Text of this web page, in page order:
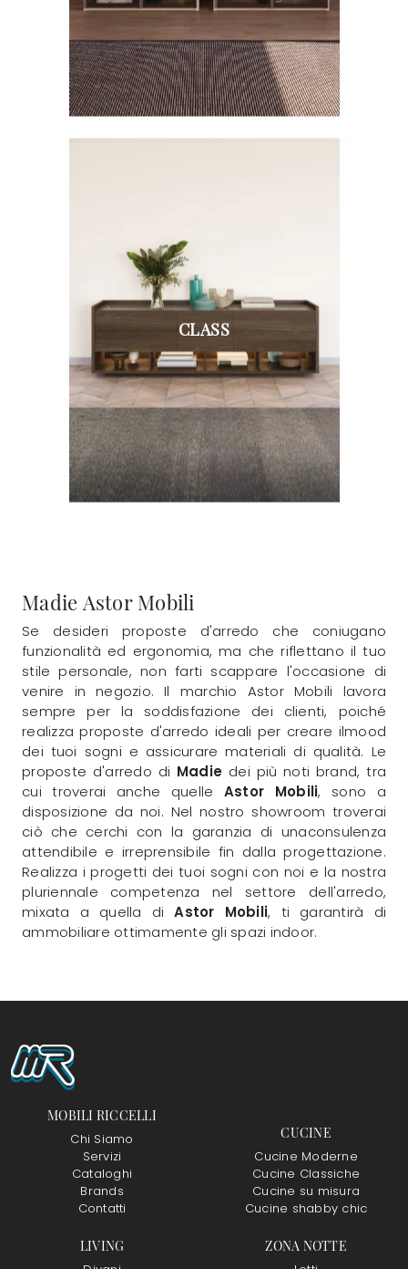
CLASS
Madie Astor Mobili
Se desideri proposte d'arredo che coniugano
funzionalità ed ergonomia, ma che riflettano il tuo
stile personale, non farti scappare l'occasione di
venire in negozio. Il marchio Astor Mobili lavora
sempre per la soddisfazione dei clienti, poiché
realizza proposte d'arredo ideali per creare ilmood
dei tuoi sogni e assicurare materiali di qualità. Le
proposte d'arredo di Madie dei più noti brand, tra
cui troverai anche quelle Astor Mobili, sono a
disposizione da noi. Nel nostro showroom troverai
ciò che cerchi con la garanzia di unaconsulenza
attendibile e irreprensibile fin dalla progettazione.
Realizza i progetti dei tuoi sogni con noi e la nostra
pluriennale competenza nel settore dell'arredo,
mixata a quella diAstor Mobili, ti garantirà di
ammobiliare ottimamente gli spazi indoor.
MOBILI RICCELLI
Chi Siamo
Servizi
Cataloghi
Brands
Contatti
CUCINE
Cucine Moderne
Cucine Classiche
Cucine su misura
Cucine shabby chic
LIVING
ZONA NOTTE